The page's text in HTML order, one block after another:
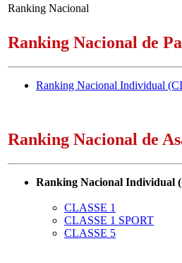
Ranking Nacional
Ranking Nacional de
Ranking Nacional Individual
Ranking Nacional de
Ranking Nacional Individual
CLASSE 1
CLASSE 1 SPORT
CLASSE 5